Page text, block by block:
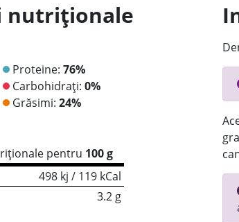
nutriționale
Proteine: 76%
Carbohidrați: 0%
Grăsimi: 24%
pentru 100 g
498 kj / 119 kCal
3.2 g